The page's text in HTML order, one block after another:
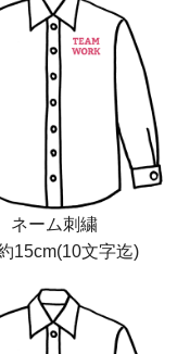
ネーム刺繍
15cm(10文字迄)